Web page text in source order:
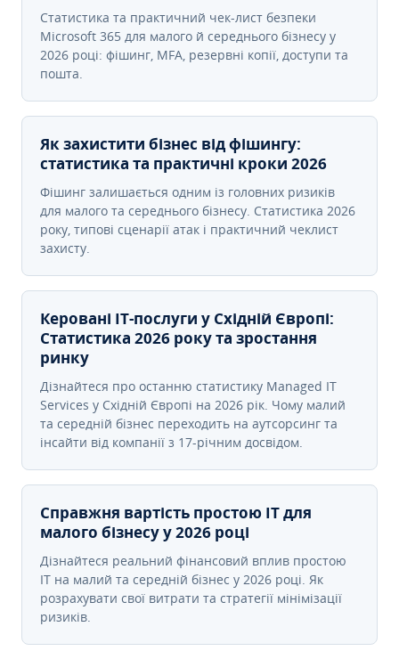
Статистика та практичний чек-лист безпеки
Microsoft 365 для малого й середнього бізнесу у
2026 році: фішинг, MFA, резервні копії, доступи та
пошта.
Як захистити бізнес від фішингу:
статистика та практичні кроки 2026
Фішинг залишається одним із головних ризиків
для малого та середнього бізнесу. Статистика 2026
року, типові сценарії атак і практичний чеклист
захисту.
Керовані ІТ-послуги у Східній Європі:
Статистика 2026 року та зростання
ринку
Дізнайтеся про останню статистику Managed IT
Services у Східній Європі на 2026 рік. Чому малий
та середній бізнес переходить на аутсорсинг та
інсайти від компанії з 17-річним досвідом.
Справжня вартість простою IT для
малого бізнесу у 2026 році
Дізнайтеся реальний фінансовий вплив простою
IT на малий та середній бізнес у 2026 році. Як
розрахувати свої витрати та стратегії мінімізації
ризиків.